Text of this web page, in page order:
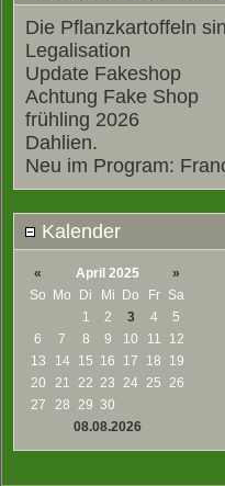
Die Pflanzkartoffeln
Legalisation
Update Fakeshop
Achtung Fake Shop
frühling 2026
Dahlien.
Neu im Program:
Kalender
« April 2025
»
So Mo Di Mi Do Fr
Sa
1
2 3 4
5
6
7 8 9 10 11
12
13
14 15 16 17 18
19
20
21 22 23 24 25 26
27
28 29 30
08.08.2026